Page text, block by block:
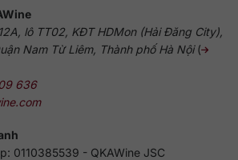
lô TT02, KĐT HDMon (Hải Đăng City),
Nam Từ Liêm, Thành phố Hà Nội(
636
0110385539 - QKAWine JSC